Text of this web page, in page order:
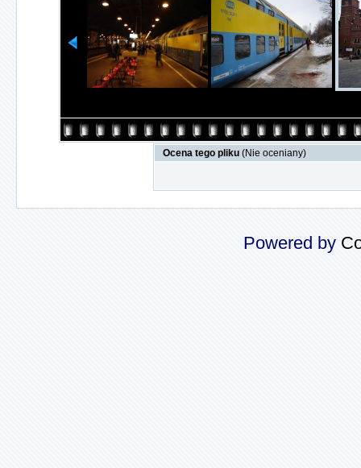
Ocena tego pliku (Nie oceniany)
Powered by